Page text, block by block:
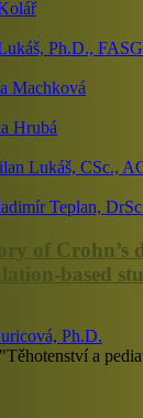
Ph.D.,
Machková
Hrubá
Lukáš, CSc.,
Teplan,
of Crohn’s
based
Ph.D.
a